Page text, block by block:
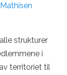
strukturer
i
territoriet til